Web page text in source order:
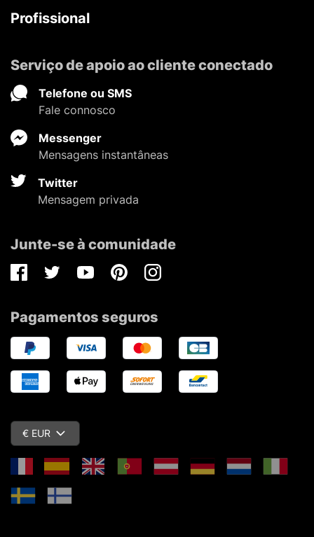
Profissional
Serviço de apoio ao cliente conectado
Telefone ou SMS
Fale connosco
Messenger
Mensagens instantâneas
Twitter
Mensagem privada
Junte-se à comunidade
FacebookTwitterYoutubePinterestInstagram
Pagamentos seguros
€ EUR